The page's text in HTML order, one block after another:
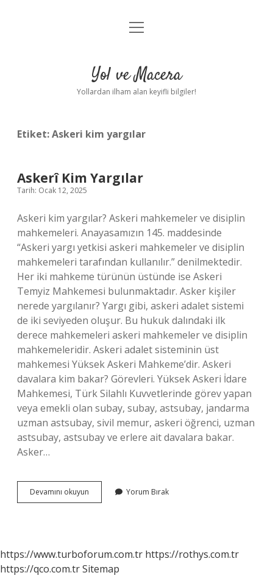
Anasayfa
Yasal Uyarı
menüyü
Yol ve Macera
Yollardan ilham alan keyifli bilgiler!
Etiket:Askeri kim yargılar
Askerî Kim Yargılar
Tarih: Ocak 12, 2025
Askeri kim yargılar? Askeri mahkemeler ve disiplin
mahkemeleri. Anayasamızın 145. maddesinde
“Askeri yargı yetkisi askeri mahkemeler ve disiplin
mahkemeleri tarafından kullanılır.” denilmektedir.
Her iki mahkeme türünün üstünde ise Askeri
Temyiz Mahkemesi bulunmaktadır. Asker kişiler
nerede yargılanır? Yargı gibi, askeri adalet sistemi
de iki seviyeden oluşur. Bu hukuk dalındaki ilk
derece mahkemeleri askeri mahkemeler ve disiplin
mahkemeleridir. Askeri adalet sisteminin üst
mahkemesi Yüksek Askeri Mahkeme’dir. Askeri
davalara kim bakar? Görevleri. Yüksek Askeri İdare
Mahkemesi, Türk Silahlı Kuvvetlerinde görev yapan
veya emekli olan subay, subay, astsubay, jandarma
uzman astsubay, sivil memur, askeri öğrenci, uzman
astsubay, astsubay ve erlere ait davalara bakar.
Asker…
Devamını okuyun
Kim
Yorum Bırak
https://www.turboforum.com.tr https://rothys.com.tr
https://qco.com.trSitemap